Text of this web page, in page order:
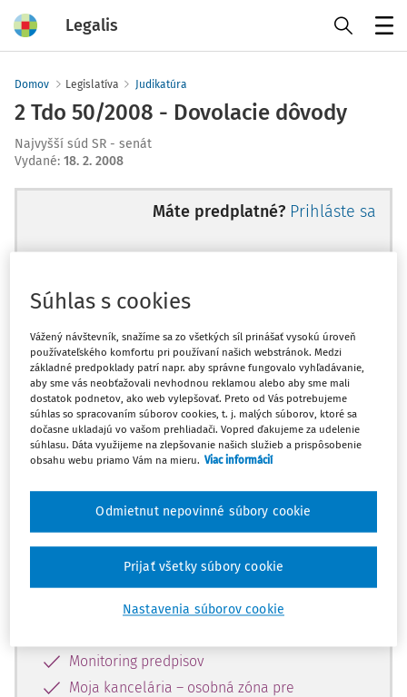
Legalis
Domov Legislatíva Judikatúra
2 Tdo 50/2008 - Dovolacie dôvody
Najvyšší súd SR - senát
Vydané: 18. 2. 2008
Máte predplatné? Prihláste sa
Ups, zatiaľ ste si prečítali len
začiatok...
Celý odborný obsah z tejto oblasti je
dostupný predplatiteľom portálu.
obsahu a získajte prístup na 10 dní
zdarma, stačí sa len zaregistrovať.
Vďaka registrácii získate prístup aj k
vybranému obsahu:
Monitoring predpisov
Moja kancelária – osobná zóna pre
Súhlas s cookies
Vážený návštevník, snažíme sa zo všetkých síl prinášať vysokú úroveň
používateľského komfortu pri používaní našich webstránok. Medzi
základné predpoklady patrí napr. aby správne fungovalo vyhľadávanie,
aby sme vás neobťažovali nevhodnou reklamou alebo aby sme mali
dostatok podnetov, ako web vylepšovať. Preto od Vás potrebujeme
súhlas so spracovaním súborov cookies, t. j. malých súborov, ktoré sa
dočasne ukladajú vo vašom prehliadači. Vopred ďakujeme za udelenie
súhlasu. Dáta využijeme na zlepšovanie našich služieb a prispôsobenie
obsahu webu priamo Vám na mieru. Viac informácií
Nastavenia súborov cookie
Odmietnut nepovinné súbory cookie
Prijať všetky súbory cookie